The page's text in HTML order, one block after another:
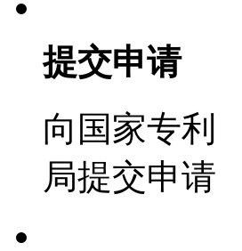
提交申请
向国家专利
局提交申请